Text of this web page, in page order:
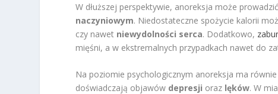
W dłuższej perspektywie, anoreksja może
naczyniowym. Niedostateczne spożycie kalorii
czy nawet niewydolności serca. Dodatkowo,
mięśni, a w ekstremalnych przypadkach nawet do
Na poziomie psychologicznym anoreksja ma
doświadczają objawów depresji oraz lęków. W